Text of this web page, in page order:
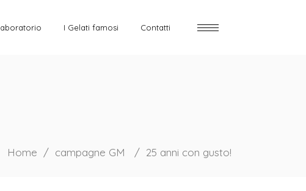
I Gelati famosi Contatti
Home / campagne GM / 25 anni con gusto!